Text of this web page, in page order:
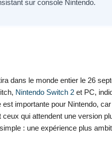
sur console Nintendo.
dans le monde entier le 26
Nintendo Switch 2 et PC,
est importante pour Nintendo,
qui attendent une version
: une expérience plus